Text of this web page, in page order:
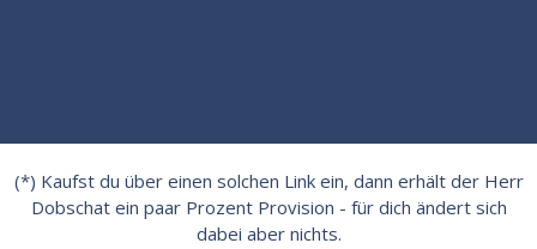
(*) Kaufst du über einen solchen Link ein, dann erhält der Herr
Dobschat ein paar Prozent Provision - für dich ändert sich
dabei aber nichts.